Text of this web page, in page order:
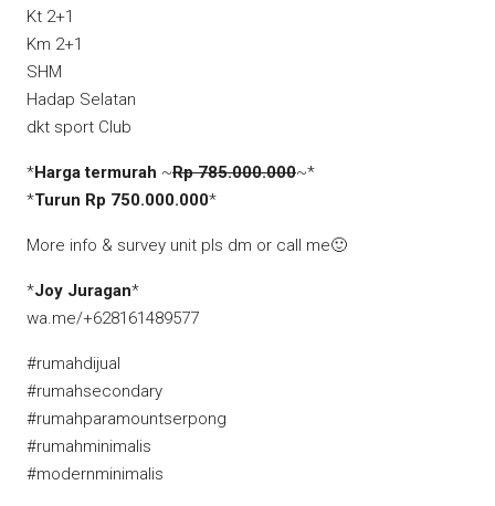
Kt 2+1
Km 2+1
SHM
Hadap Selatan
dkt sport Club
*Harga termurah ~Rp 785.000.000~*
*Turun Rp 750.000.000*
More info & survey unit pls dm or call me🙂
*Joy Juragan*
wa.me/+628161489577
#rumahdijual
#rumahsecondary
#rumahparamountserpong
#rumahminimalis
#modernminimalis